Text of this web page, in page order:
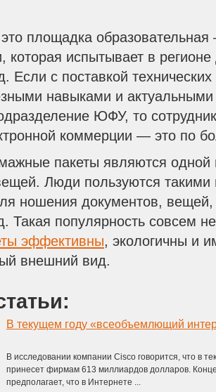
площадка
которая испытывает в
Если с поставкой
навыками и актуальными
ЮФУ, то
коммерции — это по
пакеты являются
Люди пользуются такими
ношения документов,
Такая популярность совсем
эффективны, экологичны и
внешний вид.
В исследовании компании Cisco говорится, что в
принесет фирмам 613 миллиардов долларов.
предполагает, что в Интернете ...